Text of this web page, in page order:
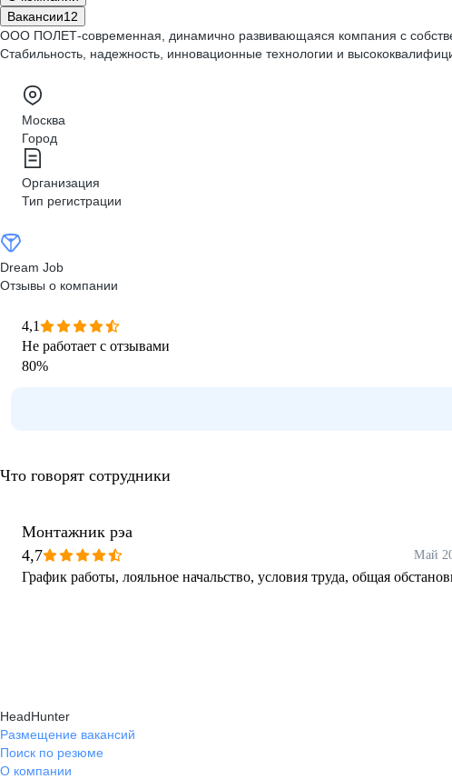
Вакансии12
ООО ПОЛЕТ-современная, динамично развивающаяся компания с
Стабильность, надежность, инновационные технологии и
Москва
Город
Организация
Тип регистрации
Dream Job
Отзывы о компании
4,1
Не работает с отзывами
80%
Что говорят сотрудники
Монтажник рэа
4,7
Май
График работы, лояльное начальство, условия труда, общая
HeadHunter
Размещение вакансий
Поиск по резюме
О компании